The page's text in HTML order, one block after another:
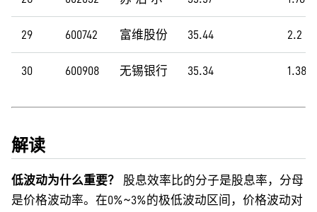
29 600742 富维股份 35.44 2.2
30 600908 无锡银行 35.34 1.38
解读
低波动为什么重要？
股息效率比的分子是股息率，分母
是价格波动率。在0%~3%的极低波动区间，价格波动对